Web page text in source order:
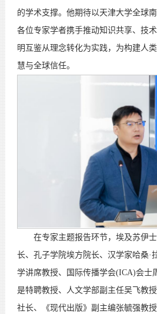
的学术支撑。他期待以天津大学全球
各位专家学者携手推动知识共享、技
明互鉴从理念转化为实践，为构建人
慧与全球信任。
在专家主题报告环节，埃及苏伊
长、孔子学院埃方院长、汉学家哈桑·
学讲席教授、国际传播学会(ICA)会士
是特聘教授、人文学部副主任吴飞教
社长、《现代出版》副主编张毓强教